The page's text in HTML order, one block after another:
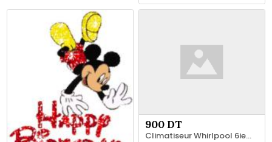
900 DT
Climatiseur Whirlpool 6ieme sens 18000 btu